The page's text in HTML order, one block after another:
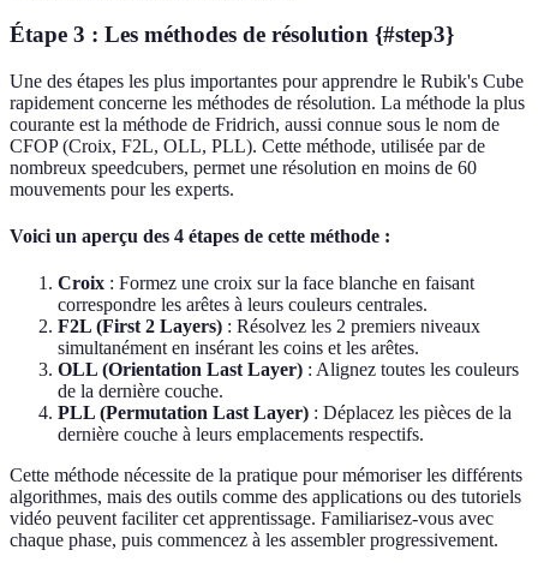
Étape 3 : Les méthodes de résolution {#step3}
Une des étapes les plus importantes pour apprendre le Rubik's Cube
rapidement concerne les méthodes de résolution. La méthode la plus
courante est la méthode de Fridrich, aussi connue sous le nom de
CFOP (Croix, F2L, OLL, PLL). Cette méthode, utilisée par de
nombreux speedcubers, permet une résolution en moins de 60
mouvements pour les experts.
Voici un aperçu des 4 étapes de cette méthode :
Croix : Formez une croix sur la face blanche en faisant
correspondre les arêtes à leurs couleurs centrales.
F2L (First 2 Layers) : Résolvez les 2 premiers niveaux
simultanément en insérant les coins et les arêtes.
OLL (Orientation Last Layer) : Alignez toutes les couleurs
de la dernière couche.
PLL (Permutation Last Layer) : Déplacez les pièces de la
dernière couche à leurs emplacements respectifs.
Cette méthode nécessite de la pratique pour mémoriser les différents
algorithmes, mais des outils comme des applications ou des tutoriels
vidéo peuvent faciliter cet apprentissage. Familiarisez-vous avec
chaque phase, puis commencez à les assembler progressivement.